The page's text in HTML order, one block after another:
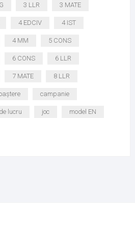
3 LLR 3 MATE
4 EDCIV 4 IST
4 MM 5 CONS
6 CONS 6 LLR
7 MATE 8 LLR
campanie
lucru joc model EN